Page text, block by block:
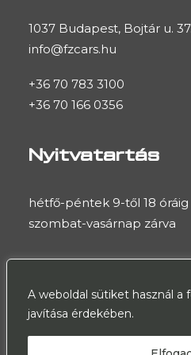
A weboldal sütiket használ a
javítása érdekében.
1037 Budapest, Bojtár u. 37.
info@fzcars.hu
+36 70 783 3100
+36 70 166 0356
Nyitvatartás
hétfő-péntek 9-től 18 óráig
szombat-vasárnap zárva
© 2025 FZ Cars.